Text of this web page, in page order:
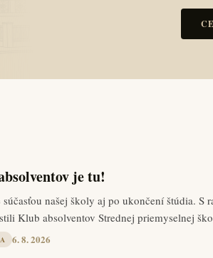
je tu!
súčasťou našej školy aj po ukončení štúdia. S
Klub absolventov Strednej priemyselnej
6. 8. 2026